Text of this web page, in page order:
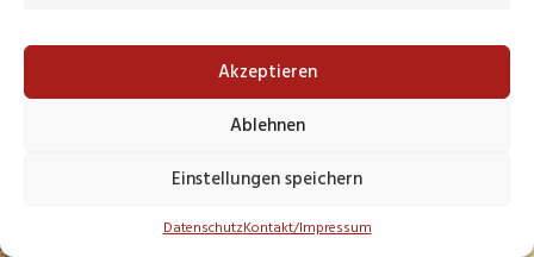
Akzeptieren
Ablehnen
Einstellungen speichern
DatenschutzKontakt/Impressum